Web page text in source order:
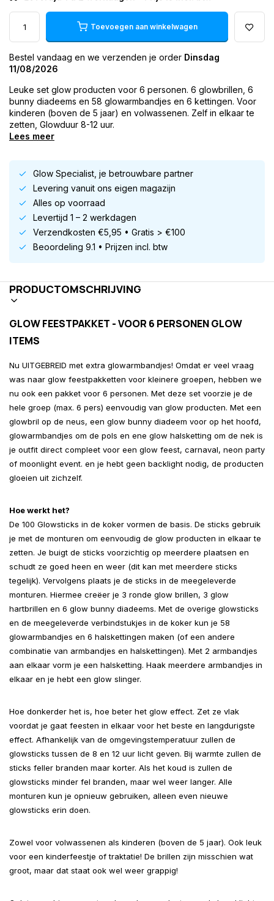
Toevoegen aan winkelwagen
Bestel vandaag en we verzenden je order Dinsdag
11/08/2026
Leuke set glow producten voor 6 personen. 6 glowbrillen, 6
bunny diadeems en 58 glowarmbandjes en 6 kettingen. Voor
kinderen (boven de 5 jaar) en volwassenen. Zelf in elkaar te
zetten, Glowduur 8-12 uur.
Lees meer
Glow Specialist, je betrouwbare partner
Levering vanuit ons eigen magazijn
Alles op voorraad
Levertijd 1 – 2 werkdagen
Verzendkosten €5,95 • Gratis > €100
Beoordeling 9.1 • Prijzen incl. btw
PRODUCTOMSCHRIJVING
GLOW FEESTPAKKET - VOOR 6 PERSONEN GLOW
ITEMS
Nu UITGEBREID met extra glowarmbandjes! Omdat er veel vraag
was naar glow feestpakketten voor kleinere groepen, hebben we
nu ook een pakket voor 6 personen. Met deze set voorzie je de
hele groep (max. 6 pers) eenvoudig van glow producten. Met een
glowbril op de neus, een glow bunny diadeem voor op het hoofd,
glowarmbandjes om de pols en ene glow halsketting om de nek is
je outfit direct compleet voor een glow feest, carnaval, neon party
of moonlight event. en je hebt geen backlight nodig, de producten
gloeien uit zichzelf.
Hoe werkt het?
De 100 Glowsticks in de koker vormen de basis. De sticks gebruik
je met de monturen om eenvoudig de glow producten in elkaar te
zetten. Je buigt de sticks voorzichtig op meerdere plaatsen en
schudt ze goed heen en weer (dit kan met meerdere sticks
tegelijk). Vervolgens plaats je de sticks in de meegeleverde
monturen. Hiermee creëer je 3 ronde glow brillen, 3 glow
hartbrillen en 6 glow bunny diadeems. Met de overige glowsticks
en de meegeleverde verbindstukjes in de koker kun je 58
glowarmbandjes en 6 halskettingen maken (of een andere
combinatie van armbandjes en halskettingen). Met 2 armbandjes
aan elkaar vorm je een halsketting. Haak meerdere armbandjes in
elkaar en je hebt een glow slinger.
Hoe donkerder het is, hoe beter het glow effect. Zet ze vlak
voordat je gaat feesten in elkaar voor het beste en langdurigste
effect. Afhankelijk van de omgevingstemperatuur zullen de
glowsticks tussen de 8 en 12 uur licht geven. Bij warmte zullen de
sticks feller branden maar korter. Als het koud is zullen de
glowsticks minder fel branden, maar wel weer langer. Alle
monturen kun je opnieuw gebruiken, alleen even nieuwe
glowsticks erin doen.
Zowel voor volwassenen als kinderen (boven de 5 jaar). Ook leuk
voor een kinderfeestje of traktatie! De brillen zijn misschien wat
groot, maar dat staat ook wel weer grappig!